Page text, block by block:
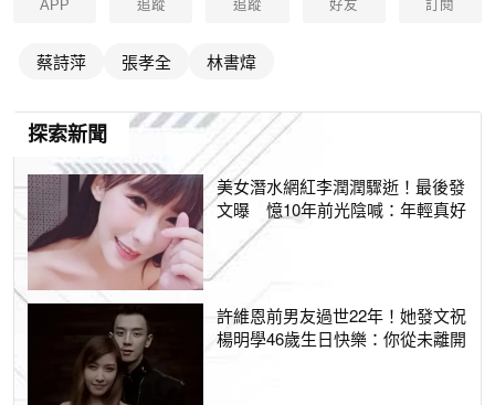
APP 追蹤 追蹤 好友 訂閱
蔡詩萍 張孝全 林書煒
探索新聞
美女潛水網紅李潤潤驟逝！最後發
文曝 憶10年前光陰喊：年輕真好
許維恩前男友過世22年！她發文祝
楊明學46歲生日快樂：你從未離開